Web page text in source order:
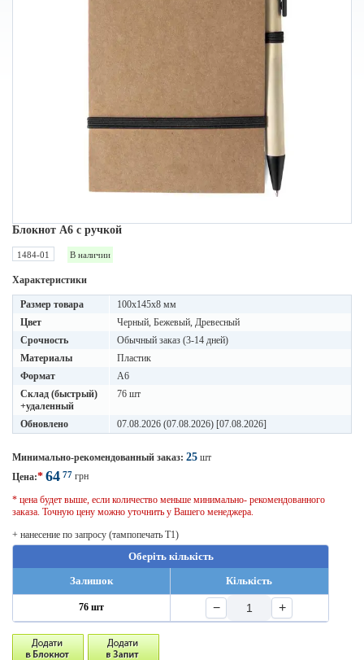
Блокнот A6 с ручкой
1484-01 В наличии
Характеристики
Размер товара
100x145x8 мм
Цвет
Черный, Бежевый, Древесный
Срочность
Обычный заказ (3-14 дней)
Материалы
Пластик
Формат
A6
Склад (быстрый)
+удаленный
76 шт
Обновлено 07.08.2026 (07.08.2026) [07.08.2026]
Минимально-рекомендованный заказ: 25 шт
Цена:* 64 77 грн
* цена будет выше, если количество меньше минимально- рекомендованного
заказа. Точную цену можно уточнить у Вашего менеджера.
+ нанесение по запросу (тампопечать T1)
Оберіть кількість
Залишок
Кількість
76 шт − +